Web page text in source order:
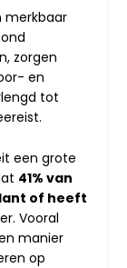
merkbaar
zorgen
en
tot
een grote
41% van
of heeft
Vooral
manier
op